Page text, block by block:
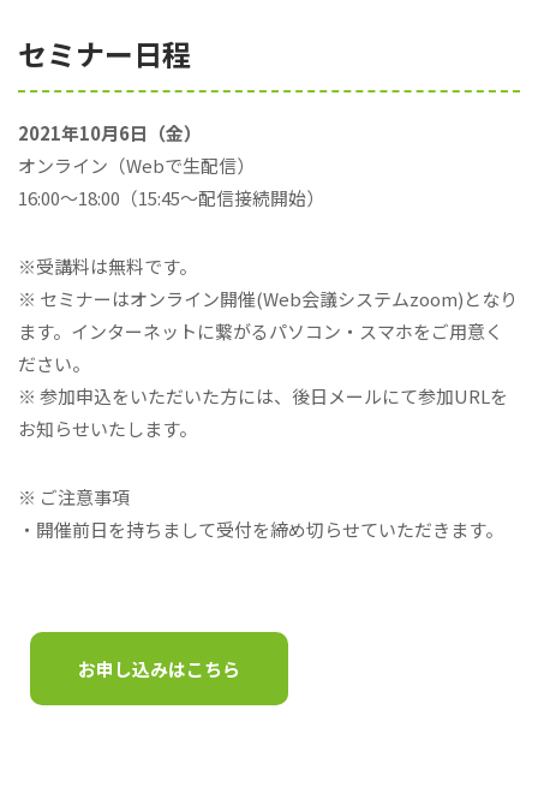
セミナー日程
2021年10⽉6⽇（金）
オンライン（Webで⽣配信）
16:00～18:00（15:45〜配信接続開始）
※受講料は無料です。
※ セミナーはオンライン開催(Web会議システムzoom)となり
ます。インターネットに繋がるパソコン・スマホをご用意く
ださい。
※ 参加申込をいただいた方には、後日メールにて参加URLを
お知らせいたします。
※ ご注意事項
・開催前日を持ちまして受付を締め切らせていただきます。
お申し込みはこちら